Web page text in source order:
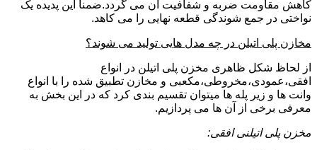
کاهش مقاومت ضربه و شفافیت آن می گردد.ضمناً این پدیده یک
نواختی در جمع شوندگی قطعه نهایی را می کاهد.
مخازن پلی اتیلن در چه مدل هایی تولید می شوند؟
از لحاظ شکل ظاهری مخزن پلی اتیلن در انواع
افقی،عمودی،مخروطی،مکعبی و مخازن تطبیق شده را با انواع
وانت ها و زیر پله ها میتوان تقسیم بندی کرد که در این بخش به
معرفی برخی از آن ها می پردازیم.
مخزن پلی اتیلنی افقی: